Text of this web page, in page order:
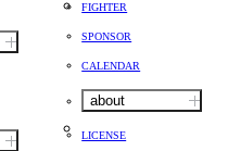
FIGHTER
SPONSOR
CALENDAR
about
LICENSE